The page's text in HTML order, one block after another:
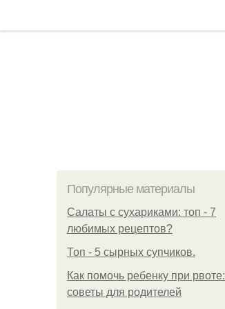
Популярные материалы
Салаты с сухариками: топ - 7
любимых рецептов?
Топ - 5 сырных супчиков.
Как помочь ребенку при рвоте:
советы для родителей